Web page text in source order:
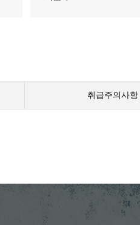
취급주의사항